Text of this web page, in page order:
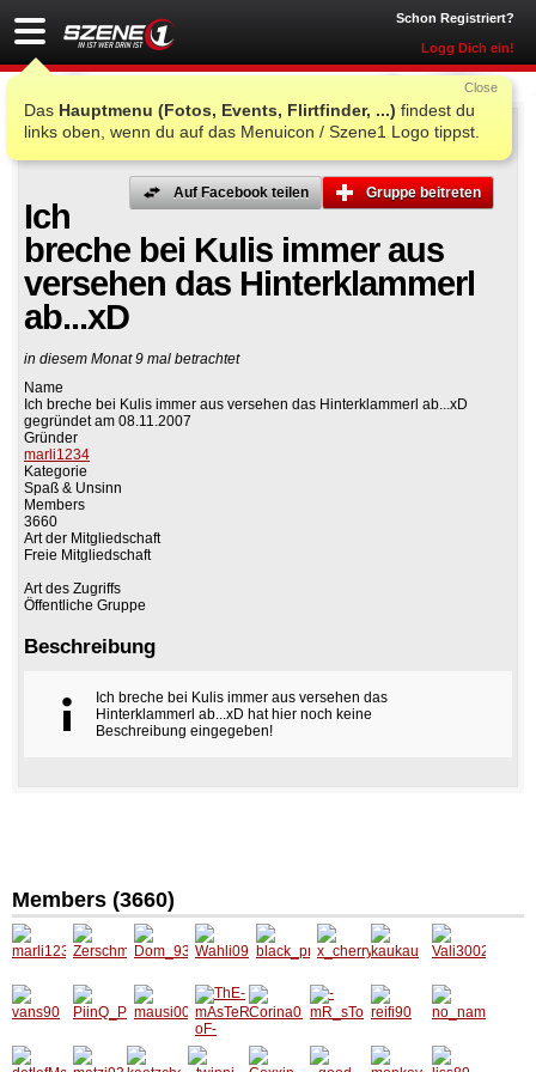
Schon Registriert?
Logg Dich ein!
Das Hauptmenu (Fotos, Events, Flirtfinder, ...) findest du
links oben, wenn du auf das Menuicon / Szene1 Logo tippst.
Close
Gruppe beitreten
Auf Facebook teilen
Ich
breche bei Kulis immer aus
versehen das Hinterklammerl
ab...xD
in diesem Monat 9 mal betrachtet
Name
Ich breche bei Kulis immer aus versehen das Hinterklammerl ab...xD
gegründet am 08.11.2007
Gründer
marli1234
Kategorie
Spaß & Unsinn
Members
3660
Art der Mitgliedschaft
Freie Mitgliedschaft
Art des Zugriffs
Öffentliche Gruppe
Beschreibung
Ich breche bei Kulis immer aus versehen das
Hinterklammerl ab...xD hat hier noch keine
Beschreibung eingegeben!
Members (3660)
marli12
34
Zersch
metterli
ng
Dom_9
3
Wahli09
2
black_p
rincess
_91
x_cherr
yfreak_
x
kaukau
Vali300
2
vans90
PiinQ_P
riinCes
mausi0
000000
ThE-
Corina0
1
-
mR_sT
reifi90
no_na
me_13